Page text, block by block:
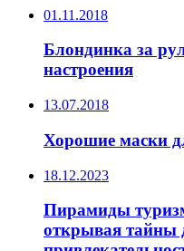
01.11.2018
Блондинка за
настроения
13.07.2018
Хорошие маски
18.12.2023
Пирамиды
открывая тайны